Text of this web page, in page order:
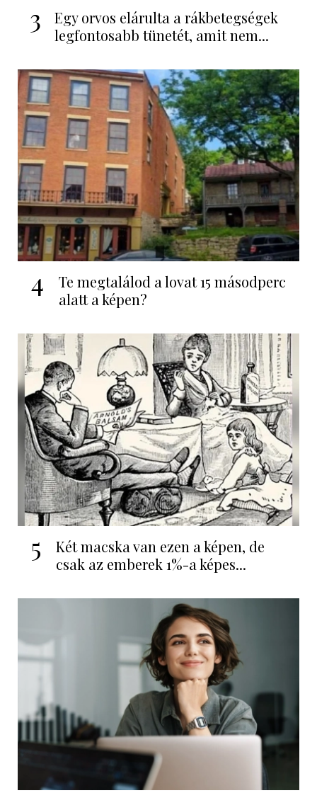
3
Egy orvos elárulta a rákbetegségek
legfontosabb tünetét, amit nem...
4
Te megtalálod a lovat 15 másodperc
alatt a képen?
5
Két macska van ezen a képen, de
csak az emberek 1%-a képes...